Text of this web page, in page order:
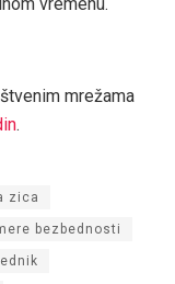
mrežama
.
zica
bezbednosti